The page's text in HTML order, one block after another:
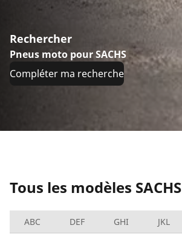
Rechercher
Pneus moto pour SACHS
Compléter ma recherche
Tous les modèles SACHS
ABC DEF GHI JKL